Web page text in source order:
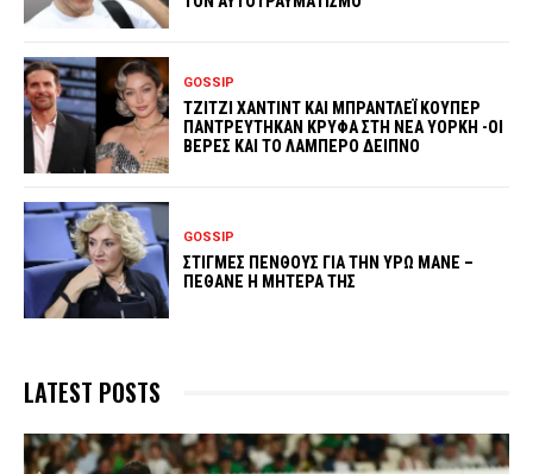
GOSSIP
ΤΖΙΤΖΙ ΧΑΝΤΙΝΤ ΚΑΙ ΜΠΡΑΝΤΛΕΪ ΚΟΥΠΕΡ
ΠΑΝΤΡΕΥΤΗΚΑΝ ΚΡΥΦΑ ΣΤΗ ΝΕΑ ΥΟΡΚΗ -ΟΙ
ΒΕΡΕΣ ΚΑΙ ΤΟ ΛΑΜΠΕΡΟ ΔΕΙΠΝΟ
GOSSIP
ΣΤΙΓΜΕΣ ΠΕΝΘΟΥΣ ΓΙΑ ΤΗΝ ΥΡΩ ΜΑΝΕ –
ΠΕΘΑΝΕ Η ΜΗΤΕΡΑ ΤΗΣ
LATEST POSTS